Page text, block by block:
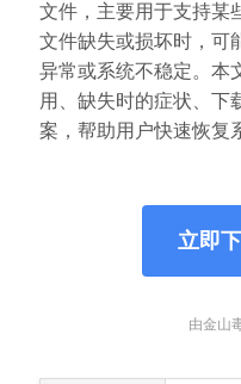
文件，主要用于支持某
文件缺失或损坏时，可
异常或系统不稳定。本
用、缺失时的症状、下
案，帮助用户快速恢复
立即
由金山